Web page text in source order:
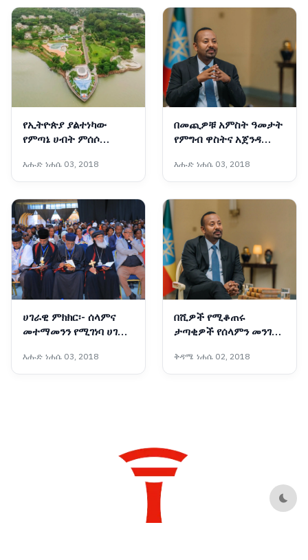
የኢትዮጵያ ያልተነካው
የምጣኔ ሀብት ምሰሶ
ምስጢር
እሑድ ነሐሴ 03, 2018
በመጪዎቹ አምስት ዓመታት
የምግብ ዋስትና አጀንዳ
- ጠቅላይ ሚኒስትር ዐቢይ
አሕመድ (ዶ/ር)
እሑድ ነሐሴ 03, 2018
ሀገራዊ ምክክር፡- ሰላምና
መተማመንን የሚገነባ ሀገራዊ
እሑድ ነሐሴ 03, 2018
በሺዎች የሚቆጠሩ
ታጣቂዎች የሰላምን መንገድ
እየተቀላቀሉ ነው - ጠቅላይ
ሚኒስትር ዐቢይ አሕመድ
ቅዳሜ ነሐሴ 02, 2018